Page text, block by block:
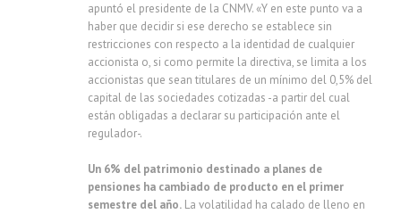
apuntó el presidente de la CNMV. «Y en este punto va a
haber que decidir si ese derecho se establece sin
restricciones con respecto a la identidad de cualquier
accionista o, si como permite la directiva, se limita a los
accionistas que sean titulares de un mínimo del 0,5% del
capital de las sociedades cotizadas -a partir del cual
están obligadas a declarar su participación ante el
regulador-.
Un 6% del patrimonio destinado a planes de
pensiones ha cambiado de producto en el primer
semestre del año. La volatilidad ha calado de lleno en